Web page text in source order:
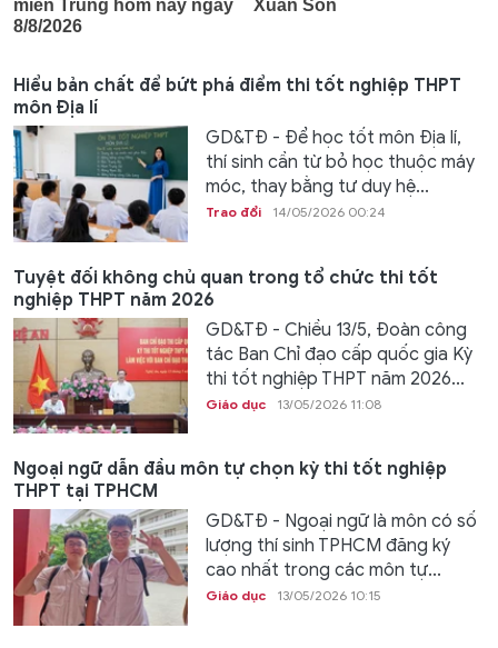
Hiểu bản chất để bứt phá điểm thi tốt nghiệp THPT
môn Địa lí
GD&TĐ - Để học tốt môn Địa lí,
thí sinh cần từ bỏ học thuộc máy
móc, thay bằng tư duy hệ...
Trao đổi 14/05/2026 00:24
Tuyệt đối không chủ quan trong tổ chức thi tốt
nghiệp THPT năm 2026
GD&TĐ - Chiều 13/5, Đoàn công
tác Ban Chỉ đạo cấp quốc gia Kỳ
thi tốt nghiệp THPT năm 2026...
Giáo dục 13/05/2026 11:08
Ngoại ngữ dẫn đầu môn tự chọn kỳ thi tốt nghiệp
THPT tại TPHCM
GD&TĐ - Ngoại ngữ là môn có số
lượng thí sinh TPHCM đăng ký
cao nhất trong các môn tự...
Giáo dục 13/05/2026 10:15